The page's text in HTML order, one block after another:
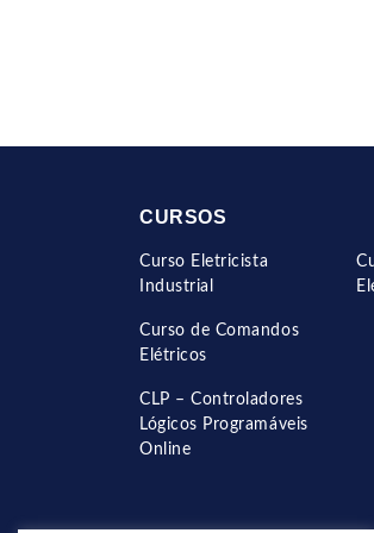
CURSOS
Curso Eletricista
Industrial
Curso de Comandos
Elétricos
CLP – Controladores
Lógicos Programáveis
Online